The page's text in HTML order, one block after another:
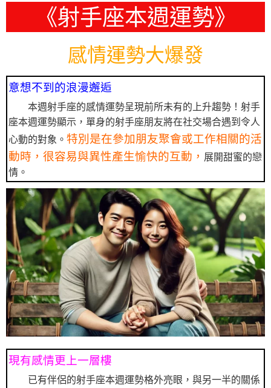
《射手座本週運勢》
感情運勢大爆發
意想不到的浪漫邂逅
本週射手座的感情運勢呈現前所未有的上升趨勢！射手
座本週運勢顯示，單身的射手座朋友將在社交場合遇到令人
心動的對象。 特別是在參加朋友聚會或工作相關的活
動時，很容易與異性產生愉快的互動， 展開甜蜜的戀
情。
現有感情更上一層樓
已有伴侶的射手座本週運勢格外亮眼，與另一半的關係